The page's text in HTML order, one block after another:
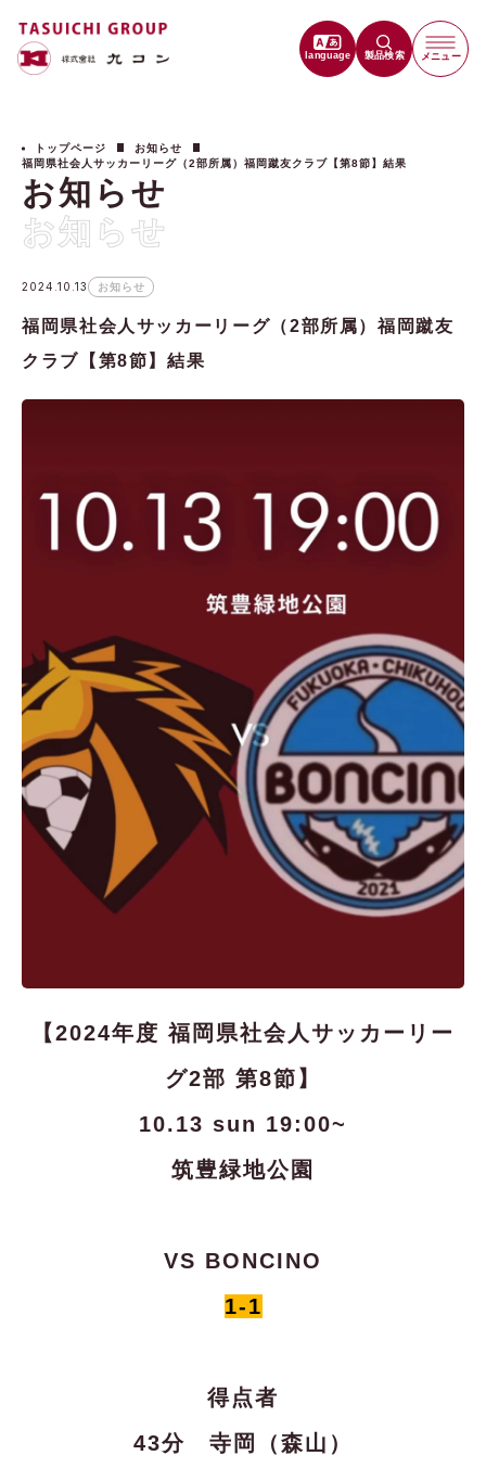
language 製品検索 メニュー
トップページ
お知らせ
福岡県社会人サッカーリーグ（2部所属）福岡蹴友クラブ【第8節】結果
お知らせ
お知らせ
2024.10.13 お知らせ
福岡県社会人サッカーリーグ（2部所属）福岡蹴友
クラブ【第8節】結果
【2024年度 福岡県社会人サッカーリー
グ2部 第8節】
10.13 sun 19:00~
筑豊緑地公園
VS BONCINO
1-1
得点者
43分 寺岡（森山）